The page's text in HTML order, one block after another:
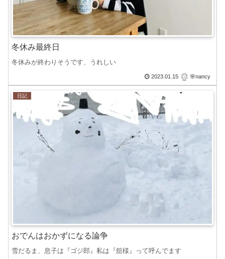
冬休み最終日
冬休みが終わりそうです、うれしい
2023.01.15 🌸nancy
日記
おでんはおかずになる論争
雪だるま、息子は『ゴジ郎』私は『舘様』って呼んでます